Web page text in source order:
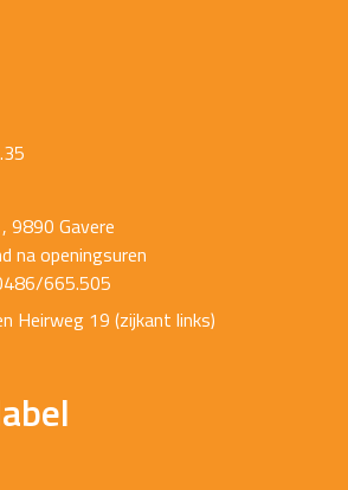
9890 Gavere
na openingsuren
665.505
Heirweg 19 (zijkant links)